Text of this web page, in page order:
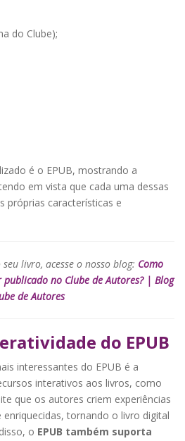
do Clube);
é o EPUB, mostrando a
em vista que cada uma dessas
próprias características e
livro, acesse o nosso blog: Como
no Clube de Autores? | Blog
de Autores
do EPUB
interessantes do EPUB é a
interativos aos livros, como
que os autores criem experiências
tornando o livro digital
o EPUB também suporta